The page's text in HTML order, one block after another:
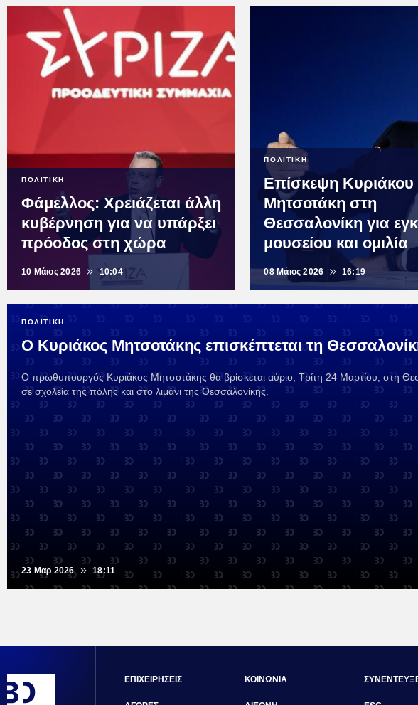
ΠΟΛΙΤΙΚΗ
Φάμελλος: Χρειάζεται άλλη
κυβέρνηση για να υπάρξει
πρόοδος στη χώρα
10 Μάιος 2026 10:04
ΠΟΛΙΤΙΚΗ
Επίσκεψη Κυριάκου
Μητσοτάκη στη
Θεσσαλονίκη για
μουσείου και ομιλία
08 Μάιος 2026 16:19
ΠΟΛΙΤΙΚΗ
Ο Κυριάκος Μητσοτάκης επισκέπτεται τη
Ο πρωθυπουργός Κυριάκος Μητσοτάκης θα βρίσκεται αύριο, Τρίτη 24 Μαρτίου, στη
σε σχολεία της πόλης και στο λιμάνι της Θεσσαλονίκης.
23 Μαρ 2026 18:11
ΕΠΙΧΕΙΡΗΣΕΙΣ ΚΟΙΝΩΝΙΑ